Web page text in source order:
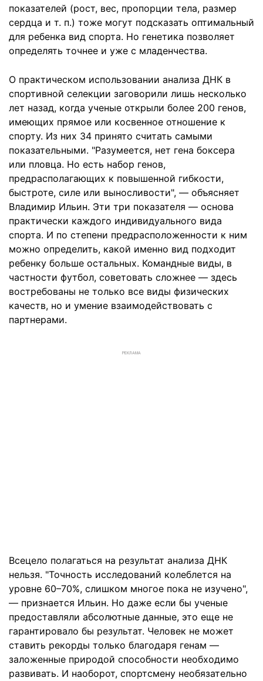
показателей (рост, вес, пропорции тела, размер
сердца и т. п.) тоже могут подсказать оптимальный
для ребенка вид спорта. Но генетика позволяет
определять точнее и уже с младенчества.
О практическом использовании анализа ДНК в
спортивной селекции заговорили лишь несколько
лет назад, когда ученые открыли более 200 генов,
имеющих прямое или косвенное отношение к
спорту. Из них 34 принято считать самыми
показательными. "Разумеется, нет гена боксера
или пловца. Но есть набор генов,
предрасполагающих к повышенной гибкости,
быстроте, силе или выносливости", — объясняет
Владимир Ильин. Эти три показателя — основа
практически каждого индивидуального вида
спорта. И по степени предрасположенности к ним
можно определить, какой именно вид подходит
ребенку больше остальных. Командные виды, в
частности футбол, советовать сложнее — здесь
востребованы не только все виды физических
качеств, но и умение взаимодействовать с
партнерами.
РЕКЛАМА
Всецело полагаться на результат анализа ДНК
нельзя. "Точность исследований колеблется на
уровне 60–70%, слишком многое пока не изучено",
— признается Ильин. Но даже если бы ученые
предоставляли абсолютные данные, это еще не
гарантировало бы результат. Человек не может
ставить рекорды только благодаря генам —
заложенные природой способности необходимо
развивать. И наоборот, спортсмену необязательно